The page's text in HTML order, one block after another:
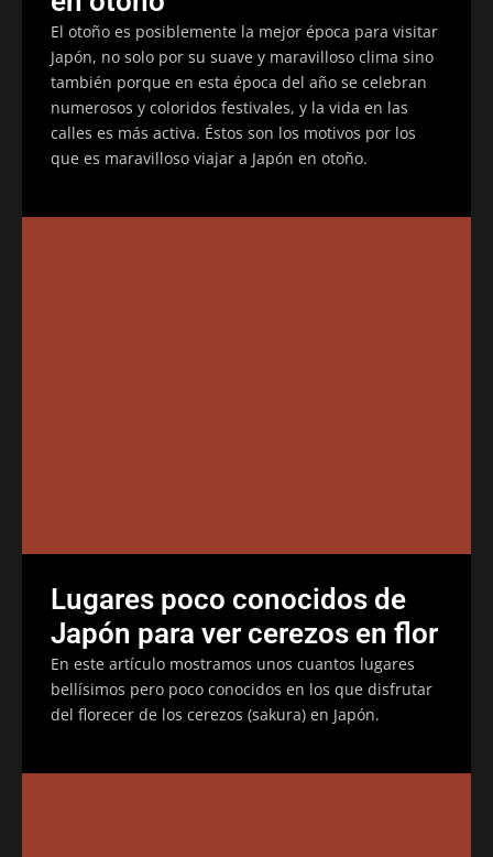
El otoño es posiblemente la mejor época para visitar
Japón, no solo por su suave y maravilloso clima sino
también porque en esta época del año se celebran
numerosos y coloridos festivales, y la vida en las
calles es más activa. Éstos son los motivos por los
que es maravilloso viajar a Japón en otoño.
Lugares poco conocidos de
Japón para ver cerezos en flor
En este artículo mostramos unos cuantos lugares
bellísimos pero poco conocidos en los que disfrutar
del florecer de los cerezos (sakura) en Japón.